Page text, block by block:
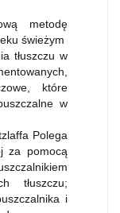
metodę
świeżym
tłuszczu w
które
w
Polega
za pomocą
tłuszczu;
i